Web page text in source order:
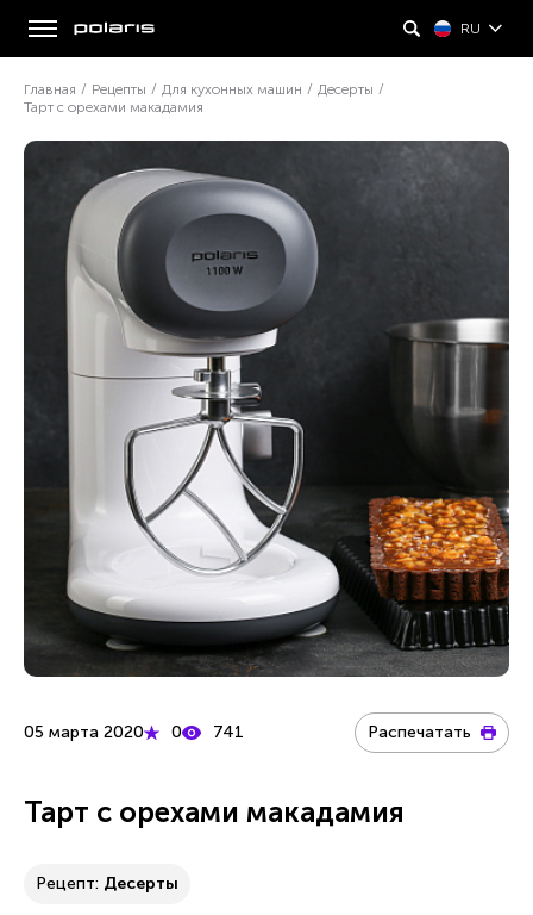
RU
Главная / Рецепты / Для кухонных машин / Десерты /
Тарт с орехами макадамия
05 марта 2020 0 741 Распечатать
Тарт с орехами макадамия
Рецепт: Десерты